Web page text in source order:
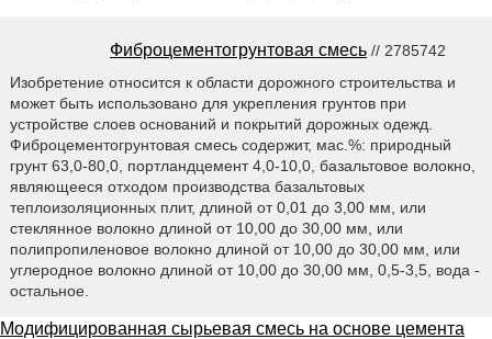
Фиброцементогрунтовая смесь // 2785742
Изобретение относится к области дорожного строительства и
может быть использовано для укрепления грунтов при
устройстве слоев оснований и покрытий дорожных одежд.
Фиброцементогрунтовая смесь содержит, мас.%: природный
грунт 63,0-80,0, портландцемент 4,0-10,0, базальтовое волокно,
являющееся отходом производства базальтовых
теплоизоляционных плит, длиной от 0,01 до 3,00 мм, или
стеклянное волокно длиной от 10,00 до 30,00 мм, или
полипропиленовое волокно длиной от 10,00 до 30,00 мм, или
углеродное волокно длиной от 10,00 до 30,00 мм, 0,5-3,5, вода -
остальное.
Модифицированная сырьевая смесь на основе цемента